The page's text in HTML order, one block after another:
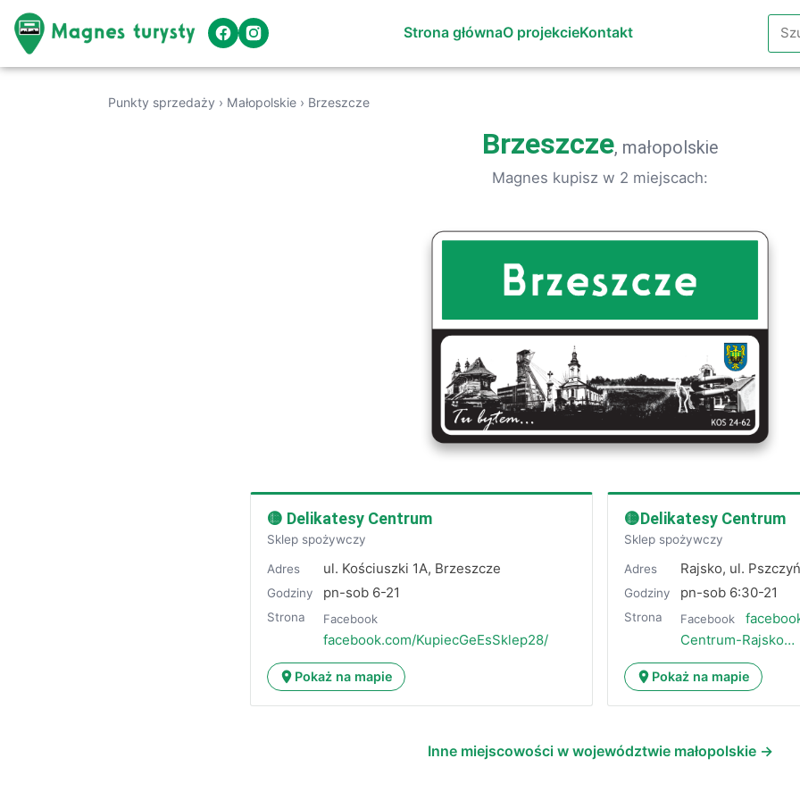
Strona głównaO projekcieKontakt
Punkty sprzedaży › Małopolskie › Brzeszcze
Brzeszcze, małopolskie
Magnes kupisz w 2 miejscach:
🟡 Delikatesy Centrum
Sklep spożywczy
Adres ul. Kościuszki 1A, Brzeszcze
Godziny pn-sob 6-21
Strona Facebook
facebook.com/KupiecGeEsSklep28/
Pokaż na mapie
🟡Delikatesy Centrum
Sklep spożywczy
Adres Rajsko, ul.
Godziny pn-sob 6:30-21
Strona Facebook
Centrum-Rajsko…
Pokaż na mapie
Inne miejscowości w województwie małopolskie →